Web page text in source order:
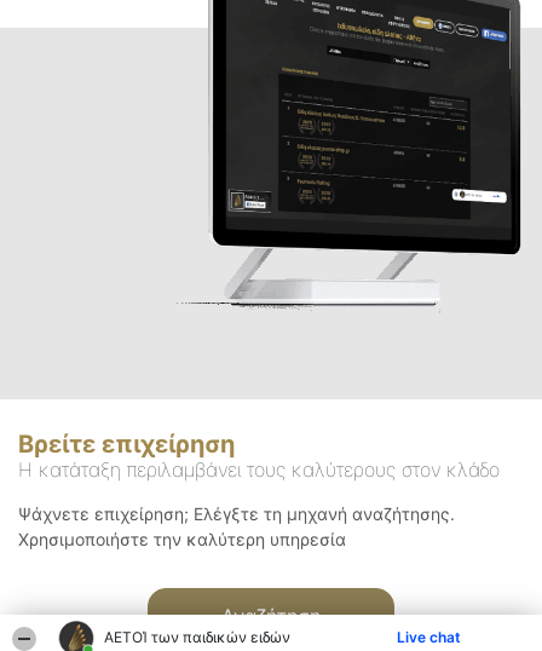
ΑΕΤΟΊ των παιδικών ειδών Live chat
Βρείτε επιχείρηση
Η κατάταξη περιλαμβάνει τους καλύτερους στον κλάδο
Ψάχνετε επιχείρηση; Ελέγξτε τη μηχανή αναζήτησης.
Χρησιμοποιήστε την καλύτερη υπηρεσία
Αναζήτηση